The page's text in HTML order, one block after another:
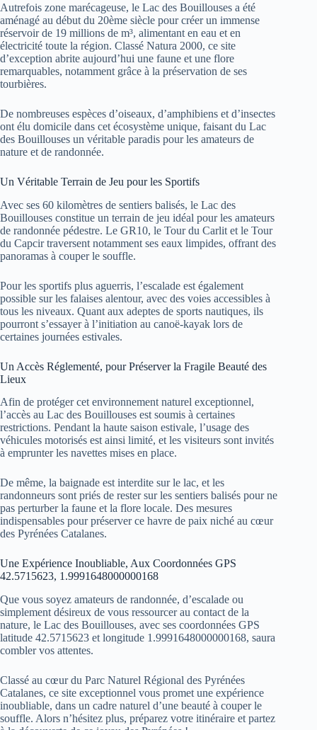
Autrefois zone marécageuse, le Lac des Bouillouses a été
aménagé au début du 20ème siècle pour créer un immense
réservoir de 19 millions de m³, alimentant en eau et en
électricité toute la région. Classé Natura 2000, ce site
d’exception abrite aujourd’hui une faune et une flore
remarquables, notamment grâce à la préservation de ses
tourbières.
De nombreuses espèces d’oiseaux, d’amphibiens et d’insectes
ont élu domicile dans cet écosystème unique, faisant du Lac
des Bouillouses un véritable paradis pour les amateurs de
nature et de randonnée.
Un Véritable Terrain de Jeu pour les Sportifs
Avec ses 60 kilomètres de sentiers balisés, le Lac des
Bouillouses constitue un terrain de jeu idéal pour les amateurs
de randonnée pédestre. Le GR10, le Tour du Carlit et le Tour
du Capcir traversent notamment ses eaux limpides, offrant des
panoramas à couper le souffle.
Pour les sportifs plus aguerris, l’escalade est également
possible sur les falaises alentour, avec des voies accessibles à
tous les niveaux. Quant aux adeptes de sports nautiques, ils
pourront s’essayer à l’initiation au canoë-kayak lors de
certaines journées estivales.
Un Accès Réglementé, pour Préserver la Fragile Beauté des
Lieux
Afin de protéger cet environnement naturel exceptionnel,
l’accès au Lac des Bouillouses est soumis à certaines
restrictions. Pendant la haute saison estivale, l’usage des
véhicules motorisés est ainsi limité, et les visiteurs sont invités
à emprunter les navettes mises en place.
De même, la baignade est interdite sur le lac, et les
randonneurs sont priés de rester sur les sentiers balisés pour ne
pas perturber la faune et la flore locale. Des mesures
indispensables pour préserver ce havre de paix niché au cœur
des Pyrénées Catalanes.
Une Expérience Inoubliable, Aux Coordonnées GPS
42.5715623, 1.9991648000000168
Que vous soyez amateurs de randonnée, d’escalade ou
simplement désireux de vous ressourcer au contact de la
nature, le Lac des Bouillouses, avec ses coordonnées GPS
latitude 42.5715623 et longitude 1.9991648000000168, saura
combler vos attentes.
Classé au cœur du Parc Naturel Régional des Pyrénées
Catalanes, ce site exceptionnel vous promet une expérience
inoubliable, dans un cadre naturel d’une beauté à couper le
souffle. Alors n’hésitez plus, préparez votre itinéraire et partez